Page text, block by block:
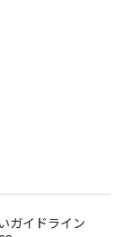
ガイドライン